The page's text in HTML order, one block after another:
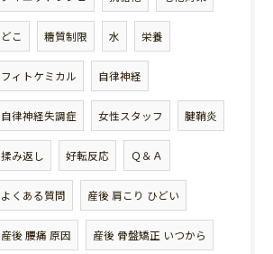
どこ 糖質制限 水 栄養
フィトケミカル 自律神経
自律神経失調症 女性スタッフ 腱鞘炎
揉み返し 好転反応 Ｑ＆Ａ
よくある質問 産後 肩こり ひどい
産後 腰痛 原因 産後 骨盤矯正 いつから